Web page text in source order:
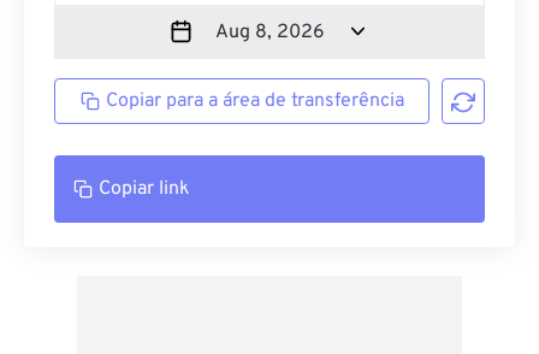
Copiar para a área de transferência
Copiar link